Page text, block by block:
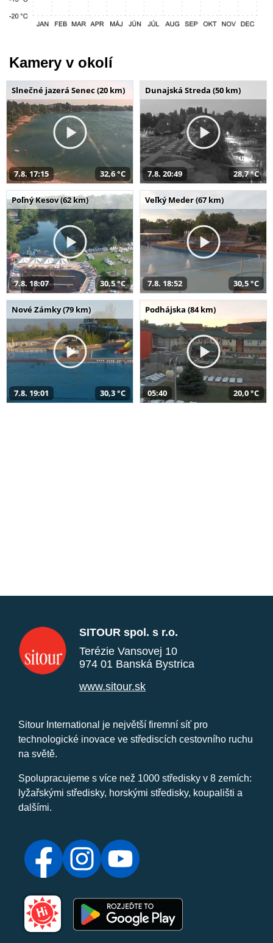
Kamery v okolí
Slnečné jazerá Senec (20 km)
7.8. 17:15 32,6 °C
Dunajská Streda (50 km)
7.8. 20:49 28,7 °C
Poľný Kesov (62 km)
7.8. 18:07 30,5 °C
Veľký Meder (67 km)
7.8. 18:52 30,5 °C
Nové Zámky (79 km)
7.8. 19:01 30,3 °C
Podhájska (84 km)
05:40 20,0 °C
SITOUR spol. s r.o.
Terézie Vansovej 10
974 01 Banská Bystrica
www.sitour.sk
Sitour International je největší firemní síť pro
technologické inovace ve střediscích cestovního ruchu
na světě.
Spolupracujeme s více než 1000 středisky v 8 zemích:
lyžařskými středisky, horskými středisky, koupališti a
dalšími.